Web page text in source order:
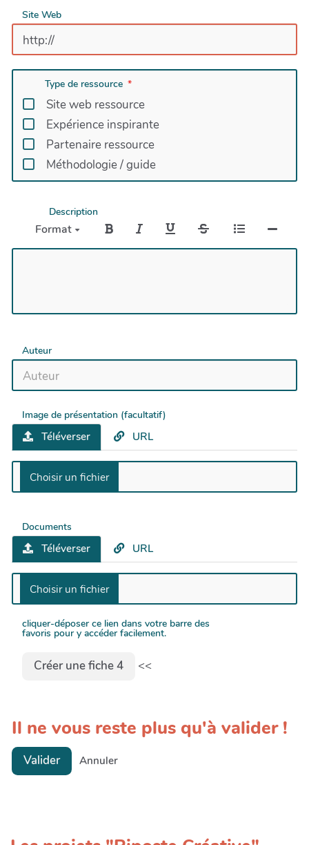
Site Web
Type de ressource
Site web ressource
Expérience inspirante
Partenaire ressource
Méthodologie / guide
Description
Format
Auteur
Image de présentation (facultatif)
Téléverser URL
Documents
Téléverser URL
cliquer-déposer ce lien dans votre barre des
favoris pour y accéder facilement.
Créer une fiche 4 <<
Il ne vous reste plus qu'à valider !
Valider Annuler